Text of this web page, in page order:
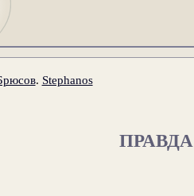
. Stephanos